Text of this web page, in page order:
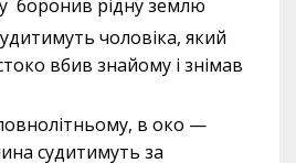
боронив рідну землю
чоловіка, який
вбив знайому і знімав
в око —
судитимуть за